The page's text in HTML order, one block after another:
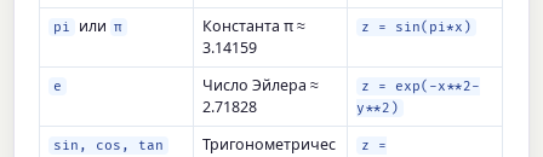
pi или π
Константа π ≈
3.14159
z = sin(pi*x)
e
Число Эйлера ≈
2.71828
z = exp(-x**2-
y**2)
sin, cos, tan
Тригонометричес
z =